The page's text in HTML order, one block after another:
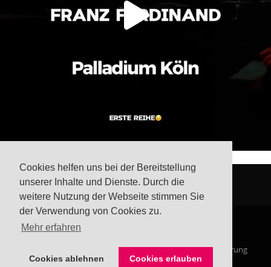
Cookies helfen uns bei der Bereitstellung
unserer Inhalte und Dienste. Durch die
weitere Nutzung der Webseite stimmen Sie
der Verwendung von Cookies zu.
Mehr erfahren
Cookies ablehnen Cookies erlauben
Impressum Datenschutzerklärung